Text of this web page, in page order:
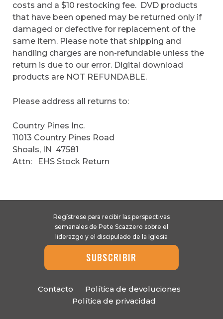
costs and a $10 restocking fee. DVD products
that have been opened may be returned only if
damaged or defective for replacement of the
same item. Please note that shipping and
handling charges are non-refundable unless the
return is due to our error. Digital download
products are NOT REFUNDABLE.
Please address all returns to:
Country Pines Inc.
11013 Country Pines Road
Shoals, IN 47581
Attn: EHS Stock Return
Regístrese para recibir las perspectivas
semanales de Pete Scazzero sobre el
liderazgo y el discipulado de la Iglesia
SUBSCRIBIR
Contacto
Política de devoluciones
Política de privacidad